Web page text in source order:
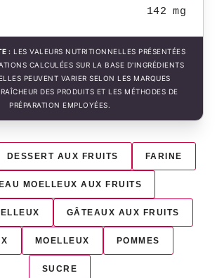
142 mg
: LES VALEURS NUTRITIONNELLES PRÉSENTÉES
CALCULÉES SUR LA BASE D'INGRÉDIENTS
PEUVENT VARIER SELON LES MARQUES
DES PRODUITS ET LES MÉTHODES DE
PRÉPARATION EMPLOYÉES.
DESSERT AUX FRUITS FARINE
MOELLEUX AUX FRUITS
GÂTEAUX AUX FRUITS
MOELLEUX POMMES
SUCRE